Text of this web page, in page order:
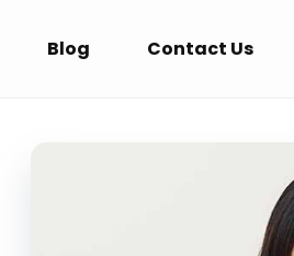
Blog Contact Us